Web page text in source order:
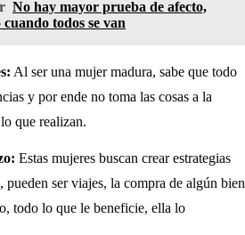
No hay mayor prueba de afecto,
todos se van
Al ser una mujer madura, sabe que todo
y por ende no toma las cosas a la
que realizan.
Estas mujeres buscan crear estrategias
pueden ser viajes, la compra de algún bien
todo lo que le beneficie, ella lo